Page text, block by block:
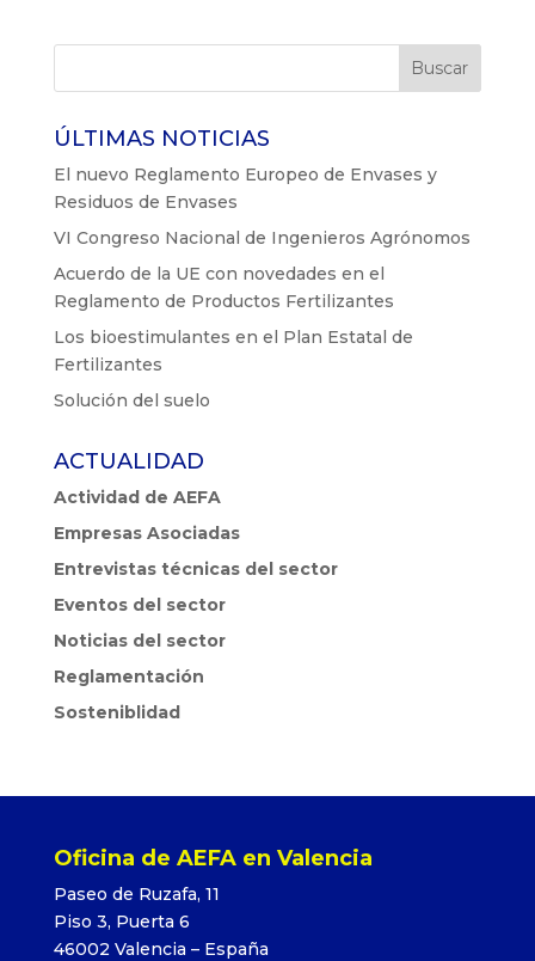
ÚLTIMAS NOTICIAS
El nuevo Reglamento Europeo de Envases y
Residuos de Envases
VI Congreso Nacional de Ingenieros Agrónomos
Acuerdo de la UE con novedades en el
Reglamento de Productos Fertilizantes
Los bioestimulantes en el Plan Estatal de
Fertilizantes
Solución del suelo
ACTUALIDAD
Actividad de AEFA
Empresas Asociadas
Entrevistas técnicas del sector
Eventos del sector
Noticias del sector
Reglamentación
Sosteniblidad
Oficina de AEFA en Valencia
Paseo de Ruzafa, 11
Piso 3, Puerta 6
46002 Valencia – España